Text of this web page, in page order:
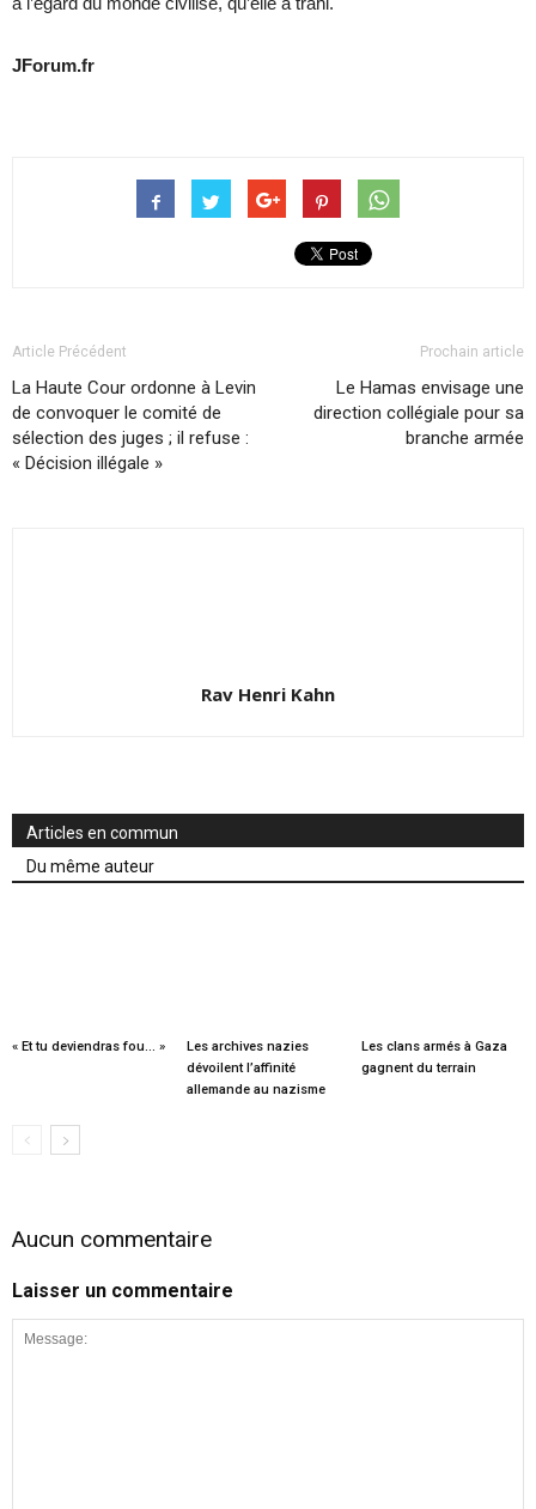
JForum.fr
Article Précédent
La Haute Cour ordonne à Levin
de convoquer le comité de
sélection des juges ; il refuse :
« Décision illégale »
Prochain article
Le Hamas envisage une
direction collégiale pour sa
branche armée
Rav Henri Kahn
Articles en commun
Du même auteur
« Et tu deviendras fou… »
Les archives nazies
dévoilent l’affinité
allemande au nazisme
Les clans armés à Gaza
gagnent du terrain
Aucun commentaire
Laisser un commentaire